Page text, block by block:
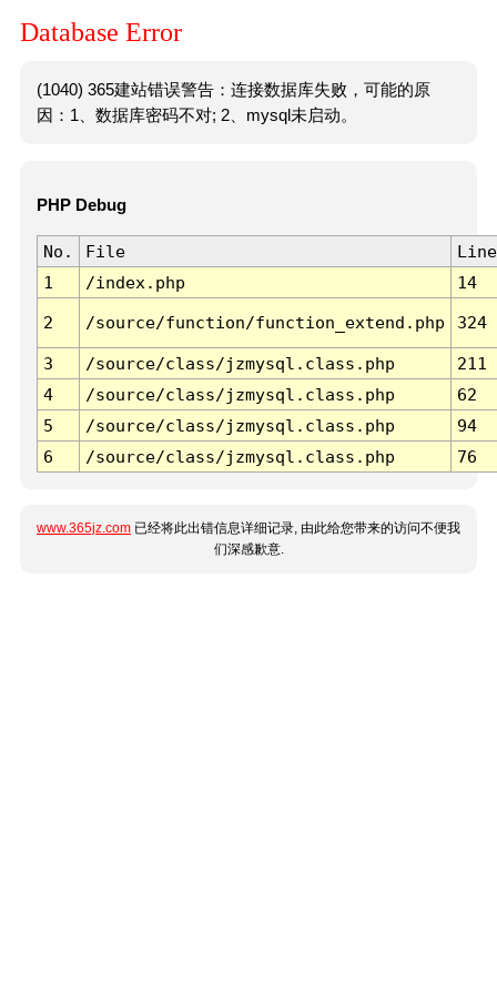
Database Error
(1040) 365建站错误警告：连接数据库失败，可能的原
因：1、数据库密码不对; 2、mysql未启动。
PHP Debug
No. File
Line
1
/index.php 14
2 /source/function/function_extend.php 324
3 /source/class/jzmysql.class.php
211
4
/source/class/jzmysql.class.php
62
5
/source/class/jzmysql.class.php
94
6
/source/class/jzmysql.class.php 76
www.365jz.com 已经将此出错信息详细记录, 由此给您带来的访问不便我
们深感歉意.